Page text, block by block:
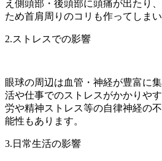
え側頭部・後頭部に頭痛が出たり
ため首肩周りのコリも作ってしまい
2.ストレスでの影響
眼球の周辺は血管・神経が豊富に
活や仕事でのストレスがかかりや
労や精神ストレス等の自律神経の
能性もあります。
3.日常生活の影響